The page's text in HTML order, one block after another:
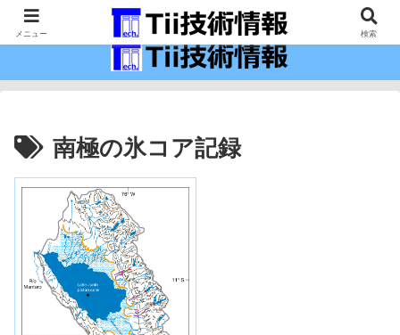
最新の科学技術の情報インフラ。
南極の氷コア記録
メニュー 検索